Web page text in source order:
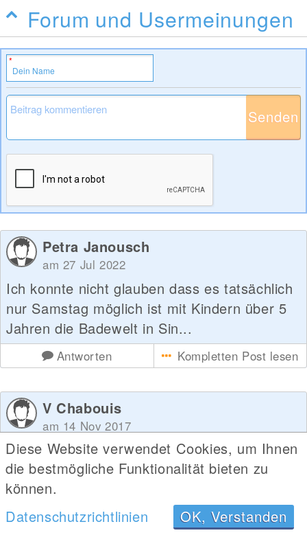
Forum und Usermeinungen
Senden
Petra Janousch
am 27 Jul 2022
Ich konnte nicht glauben dass es tatsächlich
nur Samstag möglich ist mit Kindern über 5
Jahren die Badewelt in Sin...
Antworten Kompletten Post lesen
V Chabouis
am 14 Nov 2017
Es ist selten, dass meine Freundin und ich
uns den Freiraum schaffen um in der Woche
einmal in die Sauna zu fahren. D...
Antworten Kompletten Post lesen
Diese Website verwendet Cookies, um Ihnen
die bestmögliche Funktionalität bieten zu
können.
Datenschutzrichtlinien
OK, Verstanden